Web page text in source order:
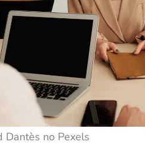
Dantès no Pexels